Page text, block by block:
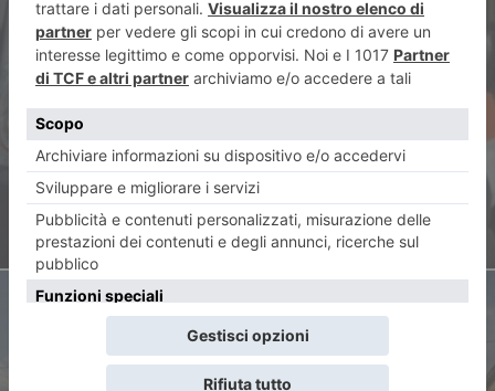
ARTICOLO PRECEDENTE
Uomo si accascia e muore al
centro commerciale